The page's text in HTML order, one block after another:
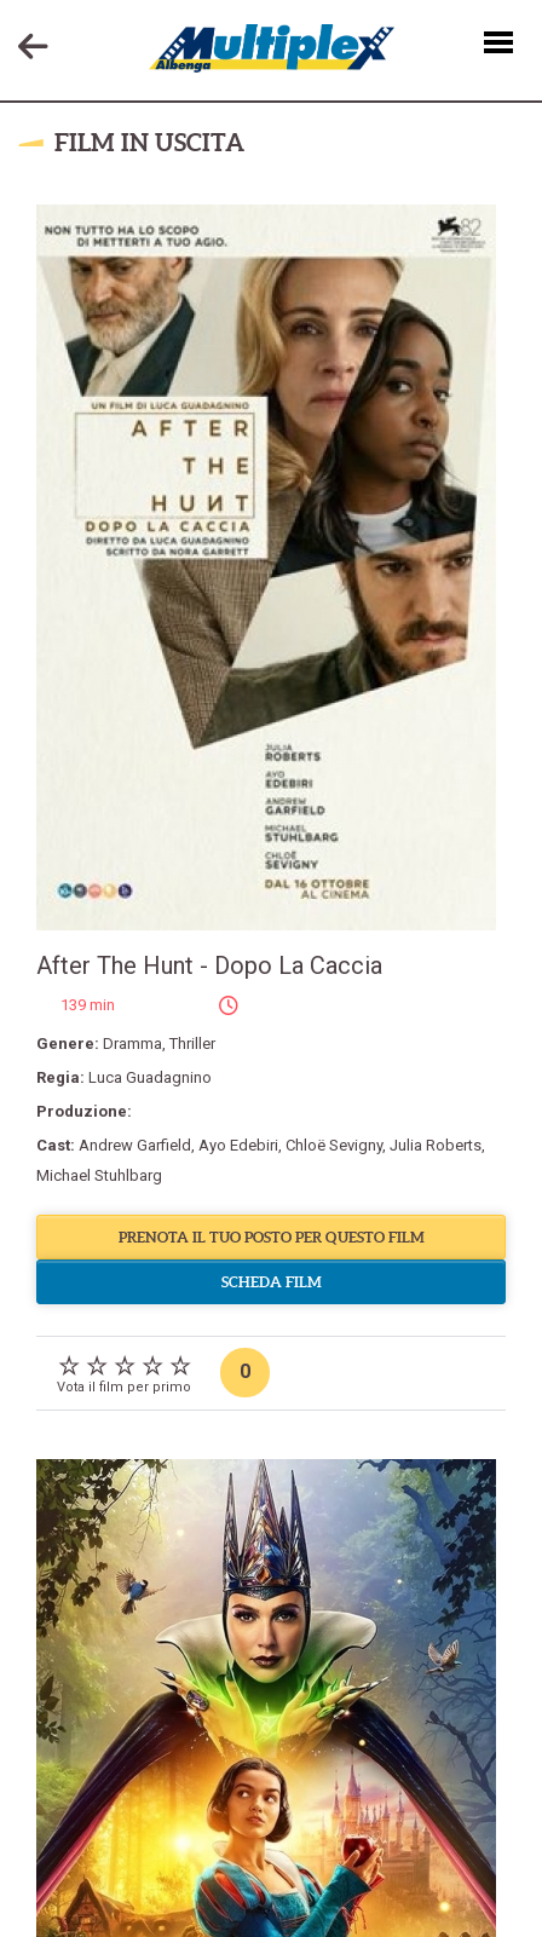
FILM IN USCITA
After The Hunt - Dopo La Caccia
139 min
Genere: Dramma,Thriller
Regia: Luca Guadagnino
Produzione:
Cast: Andrew Garfield, Ayo Edebiri, Chloë Sevigny, Julia Roberts,
Michael Stuhlbarg
PRENOTA IL TUO POSTO PER QUESTO FILM
SCHEDA FILM
Vota il film per primo
0